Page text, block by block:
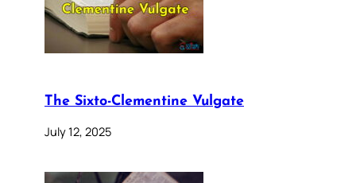
The Sixto-Clementine Vulgate
July 12, 2025